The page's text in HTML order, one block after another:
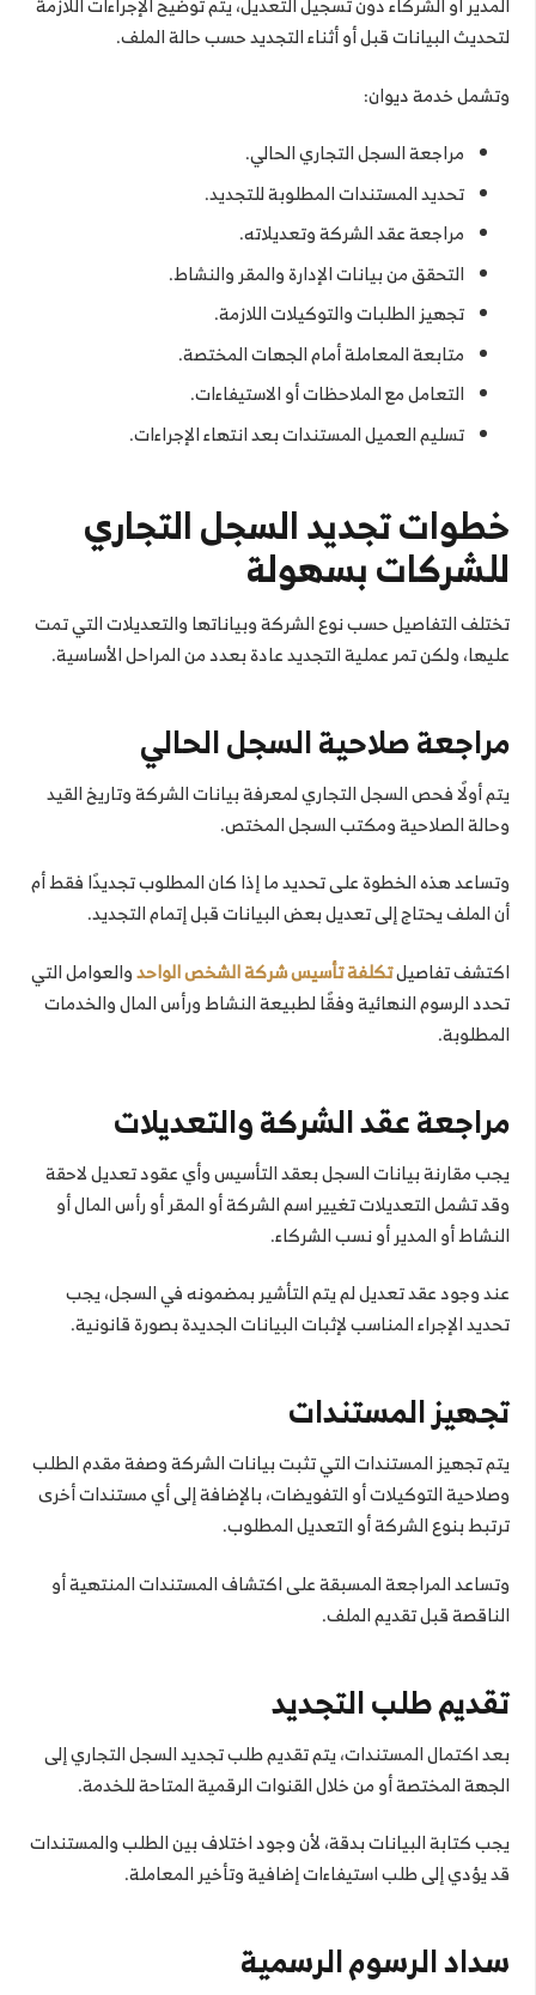
لتحديث البيانات قبل أو أثناء التجديد حسب حالة الملف.
وتشمل خدمة ديوان:
مراجعة السجل التجاري الحالي.
تحديد المستندات المطلوبة للتجديد.
مراجعة عقد الشركة وتعديلاته.
التحقق من بيانات الإدارة والمقر والنشاط.
تجهيز الطلبات والتوكيلات اللازمة.
متابعة المعاملة أمام الجهات المختصة.
التعامل مع الملاحظات أو الاستيفاءات.
تسليم العميل المستندات بعد انتهاء الإجراءات.
خطوات تجديد السجل التجاري
للشركات بسهولة
تختلف التفاصيل حسب نوع الشركة وبياناتها والتعديلات التي تمت
عليها، ولكن تمر عملية التجديد عادة بعدد من المراحل الأساسية.
مراجعة صلاحية السجل الحالي
يتم أولًا فحص السجل التجاري لمعرفة بيانات الشركة وتاريخ القيد
وحالة الصلاحية ومكتب السجل المختص.
وتساعد هذه الخطوة على تحديد ما إذا كان المطلوب تجديدًا فقط أم
أن الملف يحتاج إلى تعديل بعض البيانات قبل إتمام التجديد.
اكتشف تفاصيلتكلفة تأسيس شركة الشخص الواحدوالعوامل التي
تحدد الرسوم النهائية وفقًا لطبيعة النشاط ورأس المال والخدمات
المطلوبة.
مراجعة عقد الشركة والتعديلات
يجب مقارنة بيانات السجل بعقد التأسيس وأي عقود تعديل لاحقة
وقد تشمل التعديلات تغيير اسم الشركة أو المقر أو رأس المال أو
النشاط أو المدير أو نسب الشركاء.
عند وجود عقد تعديل لم يتم التأشير بمضمونه في السجل، يجب
تحديد الإجراء المناسب لإثبات البيانات الجديدة بصورة قانونية.
تجهيز المستندات
يتم تجهيز المستندات التي تثبت بيانات الشركة وصفة مقدم الطلب
وصلاحية التوكيلات أو التفويضات، بالإضافة إلى أي مستندات أخرى
ترتبط بنوع الشركة أو التعديل المطلوب.
وتساعد المراجعة المسبقة على اكتشاف المستندات المنتهية أو
الناقصة قبل تقديم الملف.
تقديم طلب التجديد
بعد اكتمال المستندات، يتم تقديم طلب تجديد السجل التجاري إلى
الجهة المختصة أو من خلال القنوات الرقمية المتاحة للخدمة.
يجب كتابة البيانات بدقة، لأن وجود اختلاف بين الطلب والمستندات
قد يؤدي إلى طلب استيفاءات إضافية وتأخير المعاملة.
سداد الرسوم الرسمية